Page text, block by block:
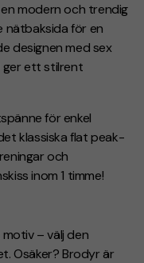
en modern och trendig
nätbaksida för en
designen med sex
ger ett stilrent
för enkel
klassiska flat peak-
och
inom 1 timme!
– välj den
Osäker? Brodyr är